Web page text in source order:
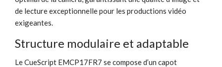
de lecture exceptionnelle pour les productions vidéo
exigeantes.
Structure modulaire et adaptable
Le CueScript EMCP17FR7 se compose d’un capot